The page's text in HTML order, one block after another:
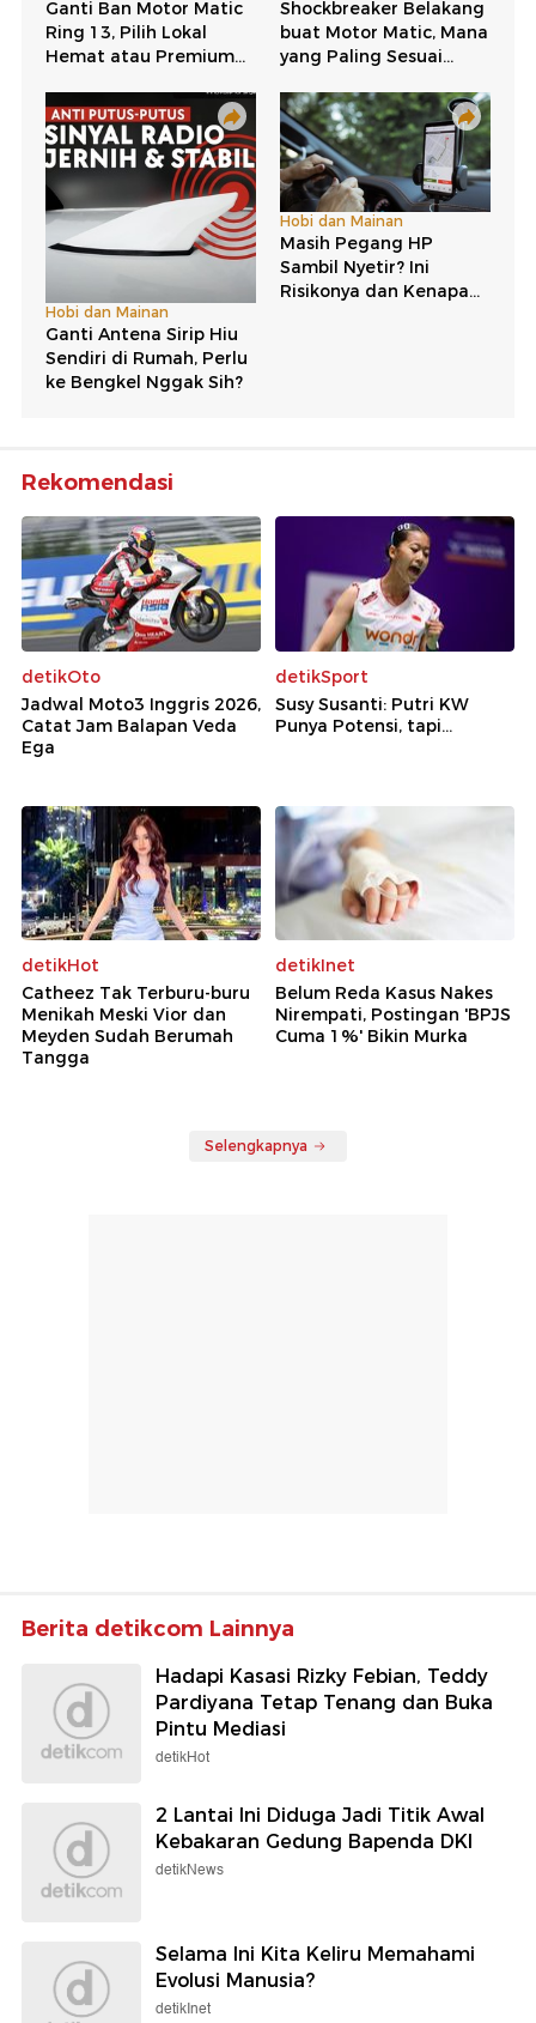
Rekomendasi
detikOto
Jadwal Moto3 Inggris 2026,
Catat Jam Balapan Veda
Ega
detikSport
Susy Susanti: Putri KW
Punya Potensi, tapi...
detikHot
Catheez Tak Terburu-buru
Menikah Meski Vior dan
Meyden Sudah Berumah
Tangga
detikInet
Belum Reda Kasus Nakes
Nirempati, Postingan 'BPJS
Cuma 1%' Bikin Murka
Selengkapnya
Berita detikcom Lainnya
Hadapi Kasasi Rizky Febian, Teddy
Pardiyana Tetap Tenang dan Buka
Pintu Mediasi
detikHot
2 Lantai Ini Diduga Jadi Titik Awal
Kebakaran Gedung Bapenda DKI
detikNews
Selama Ini Kita Keliru Memahami
Evolusi Manusia?
detikInet